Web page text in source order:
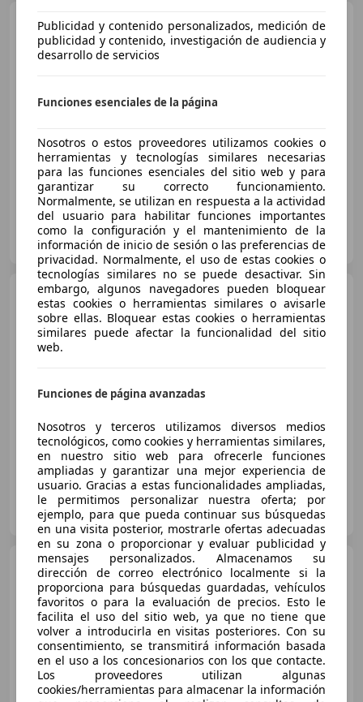
Citroen C3
1.5BlueHDi S&S
Shine 100
€ 10.990
04/2022 50.650 km Diésel 73 kW (99 CV)
Spoticar Stellantis &You – Fuenlabrada
ES-28944 Fuenlabrada
Citroen C31.2 PureTech S&S
Feel Pack 83
Precio
04/2022 78.605 km Gasolina 60 kW (82 CV)
FLEXICAR ARMILLA
ES-18100 Armilla
Citroen C31.2 PureTech Feel
68
€ 8.790
Precio justo
09/2022 88.382 km Gasolina
50 kW (68 CV)
Publicidad y contenido personalizados, medición de
publicidad y contenido, investigación de audiencia y
desarrollo de servicios
Funciones esenciales de la página
Nosotros o estos proveedores utilizamos cookies o
herramientas y tecnologías similares necesarias
para las funciones esenciales del sitio web y para
garantizar su correcto funcionamiento.
Normalmente, se utilizan en respuesta a la actividad
del usuario para habilitar funciones importantes
como la configuración y el mantenimiento de la
información de inicio de sesión o las preferencias de
privacidad. Normalmente, el uso de estas cookies o
tecnologías similares no se puede desactivar. Sin
embargo, algunos navegadores pueden bloquear
estas cookies o herramientas similares o avisarle
sobre ellas. Bloquear estas cookies o herramientas
similares puede afectar la funcionalidad del sitio
web.
Funciones de página avanzadas
Nosotros y terceros utilizamos diversos medios
tecnológicos, como cookies y herramientas similares,
en nuestro sitio web para ofrecerle funciones
ampliadas y garantizar una mejor experiencia de
usuario. Gracias a estas funcionalidades ampliadas,
le permitimos personalizar nuestra oferta; por
ejemplo, para que pueda continuar sus búsquedas
en una visita posterior, mostrarle ofertas adecuadas
en su zona o proporcionar y evaluar publicidad y
mensajes personalizados. Almacenamos su
dirección de correo electrónico localmente si la
proporciona para búsquedas guardadas, vehículos
favoritos o para la evaluación de precios. Esto le
facilita el uso del sitio web, ya que no tiene que
volver a introducirla en visitas posteriores. Con su
consentimiento, se transmitirá información basada
en el uso a los concesionarios con los que contacte.
Los proveedores utilizan algunas
cookies/herramientas para almacenar la información